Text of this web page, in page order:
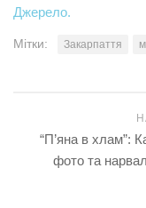
Джерело.
Мітки: Закарпаття
“П’яна в хлам”:
фото та